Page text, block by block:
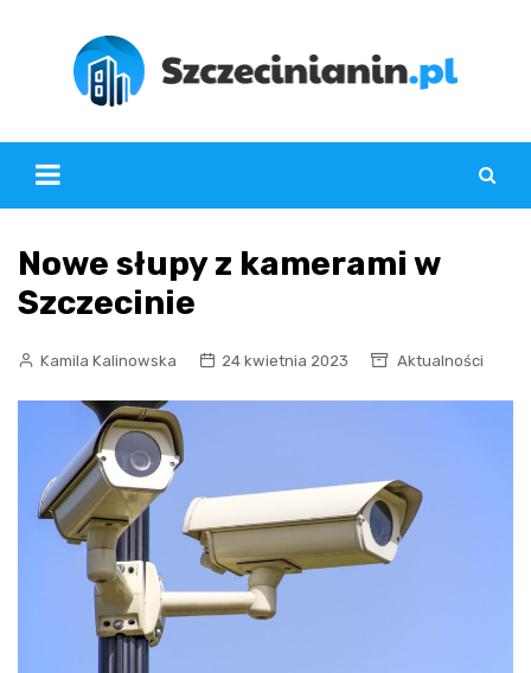
Nowe słupy z kamerami w
Szczecinie
Kamila Kalinowska 24 kwietnia 2023 Aktualności